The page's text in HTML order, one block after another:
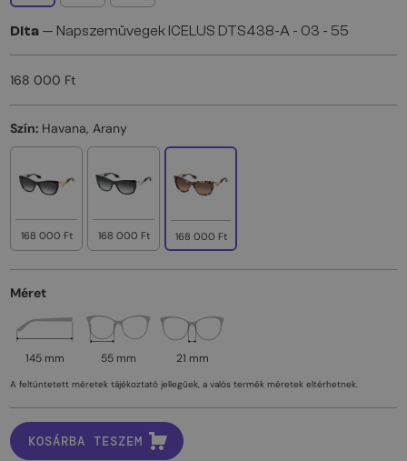
Dita — Napszemüvegek ICELUS DTS438-A - 03 - 55
168 000 Ft
Szín: Havana, Arany
168 000 Ft 168 000 Ft 168 000 Ft
Méret
145 mm 55 mm 21 mm
A feltüntetett méretek tájékoztató jellegűek, a valós termék méretek eltérhetnek.
KOSÁRBA TESZEM